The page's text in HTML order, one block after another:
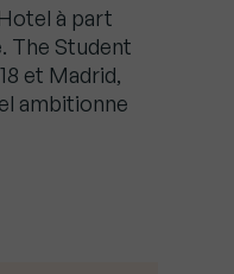
à part
The Student
et Madrid,
ambitionne